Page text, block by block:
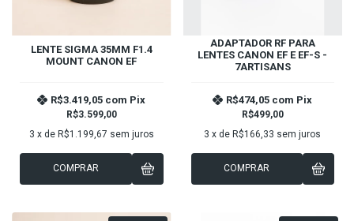
LENTE SIGMA 35MM F1.4
MOUNT CANON EF
R$3.599,00
R$3.419,05 com Pix
3 x de R$1.199,67 sem juros
COMPRAR
ADAPTADOR RF PARA
LENTES CANON EF E EF-S -
7ARTISANS
R$499,00
R$474,05 com Pix
3 x de R$166,33 sem juros
COMPRAR